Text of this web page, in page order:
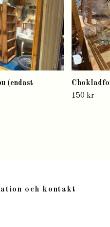
(endast
150 kr
och kontakt